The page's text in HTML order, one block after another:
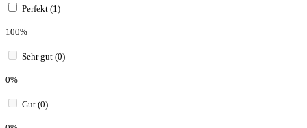
Perfekt (1)
100%
Sehr gut (0)
0%
Gut (0)